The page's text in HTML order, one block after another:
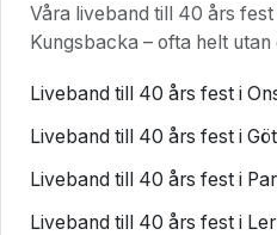
Våra liveband till 40 års
Kungsbacka – ofta helt
Liveband till 40 års fest i
Liveband till 40 års fest i
Liveband till 40 års fest i
Liveband till 40 års fest i